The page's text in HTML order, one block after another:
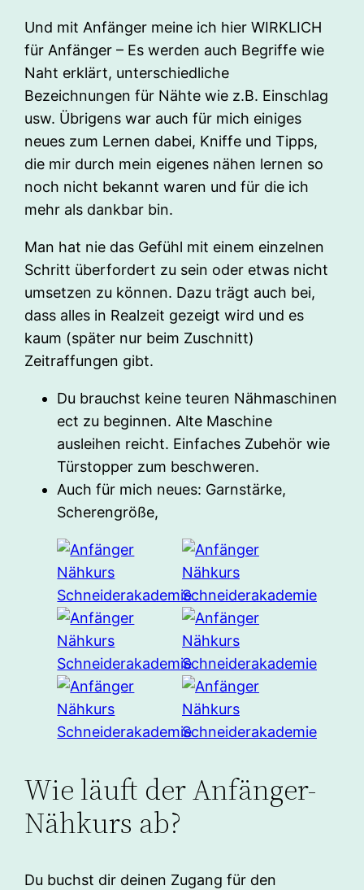
Und mit Anfänger meine ich hier WIRKLICH
für Anfänger – Es werden auch Begriffe wie
Naht erklärt, unterschiedliche
Bezeichnungen für Nähte wie z.B. Einschlag
usw. Übrigens war auch für mich einiges
neues zum Lernen dabei, Kniffe und Tipps,
die mir durch mein eigenes nähen lernen so
noch nicht bekannt waren und für die ich
mehr als dankbar bin.
Man hat nie das Gefühl mit einem einzelnen
Schritt überfordert zu sein oder etwas nicht
umsetzen zu können. Dazu trägt auch bei,
dass alles in Realzeit gezeigt wird und es
kaum (später nur beim Zuschnitt)
Zeitraffungen gibt.
Du brauchst keine teuren Nähmaschinen
ect zu beginnen. Alte Maschine
ausleihen reicht. Einfaches Zubehör wie
Türstopper zum beschweren.
Auch für mich neues: Garnstärke,
Scherengröße,
Wie läuft der Anfänger-
Nähkurs ab?
Du buchst dir deinen Zugang für den